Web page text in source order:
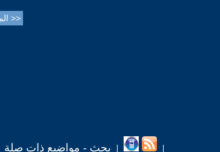
بحث - مواضيع ذات صلة